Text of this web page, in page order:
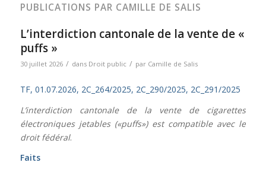
PUBLICATIONS PAR CAMILLE DE SALIS
L’interdiction cantonale de la vente de «
puffs »
30 juillet 2026 / dans Droit public / par Camille de Salis
TF, 01.07.2026, 2C_264/2025, 2C_290/2025, 2C_291/2025
L’interdiction cantonale de la vente de cigarettes
électroniques jetables («puffs») est compatible avec le
droit fédéral.
Faits